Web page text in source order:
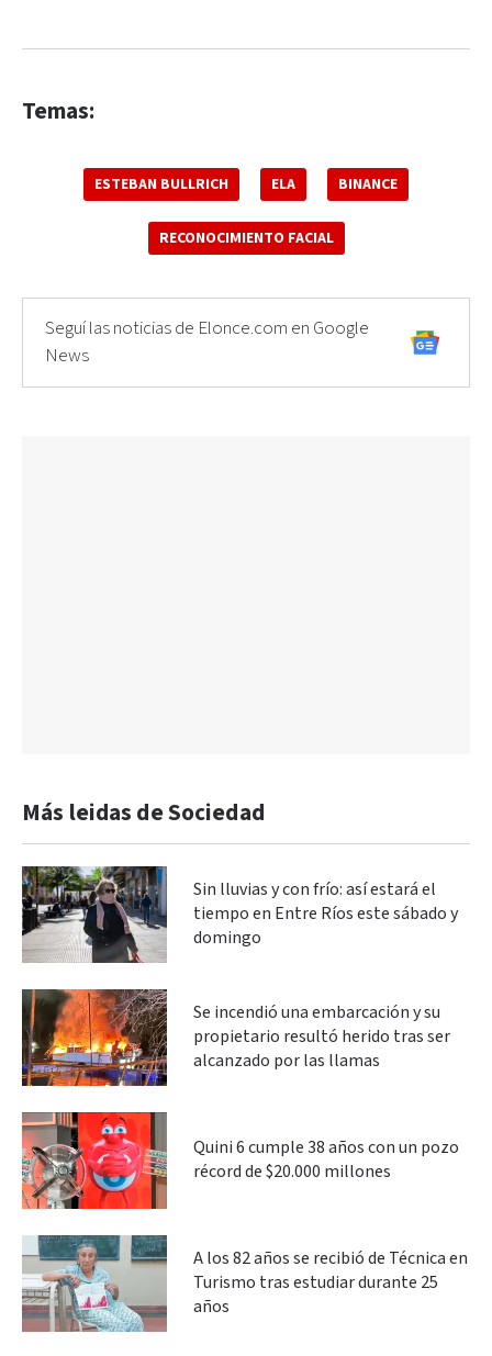
Temas:
ESTEBAN BULLRICH ELA BINANCE
RECONOCIMIENTO FACIAL
Seguí las noticias de Elonce.com en Google
News
Más leidas de Sociedad
Sin lluvias y con frío: así estará el
tiempo en Entre Ríos este sábado y
domingo
Se incendió una embarcación y su
propietario resultó herido tras ser
alcanzado por las llamas
Quini 6 cumple 38 años con un pozo
récord de $20.000 millones
A los 82 años se recibió de Técnica en
Turismo tras estudiar durante 25
años